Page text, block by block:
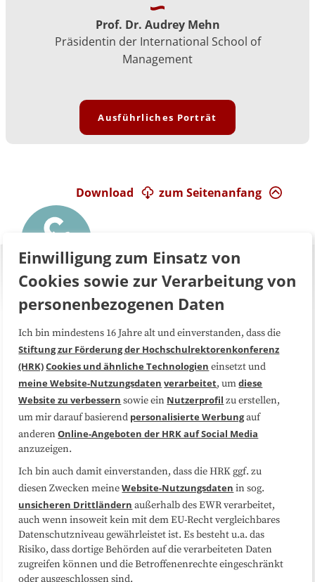
Prof. Dr. Audrey Mehn
Präsidentin der International School of
Management
Ausführliches Porträt
zum Seitenanfang
Download
Über uns FAQ
Medienarbeit Kooperationen
Datenschutzerklärung Impressum
Sitemap
Folgen Sie uns
Einwilligung zum Einsatz von
Cookies sowie zur Verarbeitung von
personenbezogenen Daten
Ich bin mindestens 16 Jahre alt und einverstanden, dass die
Stiftung zur Förderung der Hochschulrektorenkonferenz
(HRK)Cookies und ähnliche Technologien einsetzt und
meine Website-Nutzungsdaten verarbeitet, umdiese
Website zu verbessern sowie ein Nutzerprofil zu erstellen,
um mir darauf basierend personalisierte Werbungauf
anderenOnline-Angeboten der HRK auf Social Media
anzuzeigen.
Ich bin auch damit einverstanden, dass die HRK ggf. zu
diesen Zwecken meineWebsite-Nutzungsdaten in sog.
unsicheren Drittländern außerhalb des EWR verarbeitet,
auch wenn insoweit kein mit dem EU-Recht vergleichbares
Datenschutzniveau gewährleistet ist. Es besteht u.a. das
Risiko, dass dortige Behörden auf die verarbeiteten Daten
zugreifen können und die Betroffenenrechte eingeschränkt
oder ausgeschlossen sind.